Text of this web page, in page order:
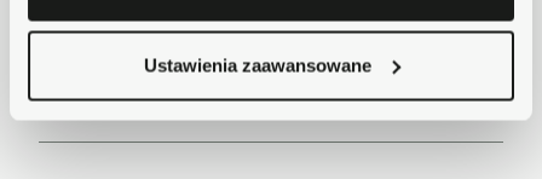
Ustawienia zaawansowane